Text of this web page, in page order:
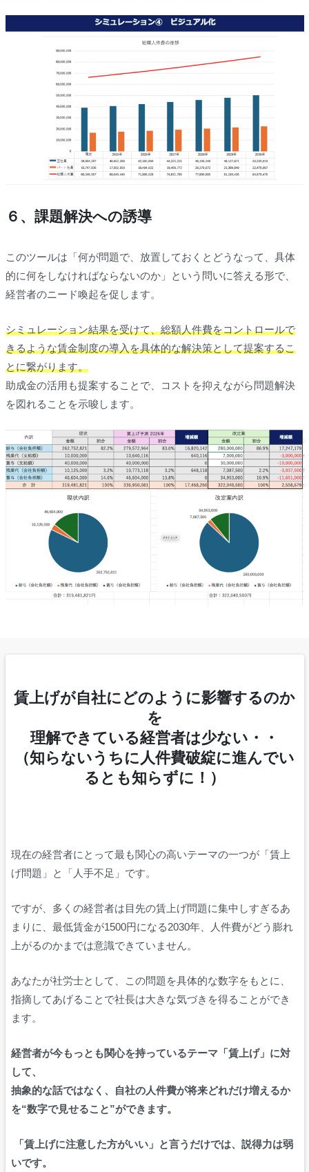
６、課題解決への誘導
このツールは「何が問題で、放置しておくとどうなって、具体
的に何をしなければならないのか」という問いに答える形で、
経営者のニード喚起を促します。
シミュレーション結果を受けて、総額人件費をコントロールで
きるような賃金制度の導入を具体的な解決策として提案するこ
とに繋がります。
助成金の活用も提案することで、コストを抑えながら問題解決
を図れることを示唆します。
賃上げが自社にどのように影響するのか
を
理解できている経営者は少ない・・
（知らないうちに人件費破綻に進んでい
るとも知らずに！）
現在の経営者にとって最も関心の高いテーマの一つが「賃上
げ問題」と「人手不足」です。
ですが、多くの経営者は目先の賃上げ問題に集中しすぎるあ
まりに、最低賃金が1500円になる2030年、人件費がどう膨れ
上がるのかまでは意識できていません。
あなたが社労士として、この問題を具体的な数字をもとに、
指摘してあげることで社長は大きな気づきを得ることができ
ます。
経営者が今もっとも関心を持っているテーマ「賃上げ」に対
して、
抽象的な話ではなく、自社の人件費が将来どれだけ増えるか
を“数字で見せること”ができます。
「賃上げに注意した方がいい」と言うだけでは、説得力は弱
いです。